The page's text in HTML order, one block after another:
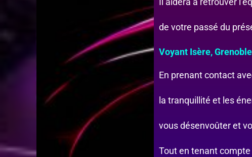
de votre passé du
Voyant Isère,
En prenant contact
la tranquillité et les
vous désenvoûter et
Tout en tenant